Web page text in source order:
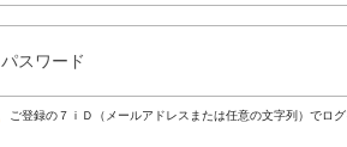
パスワード
ご登録の７ｉＤ（メールアドレスまたは任意の文字列）でログ